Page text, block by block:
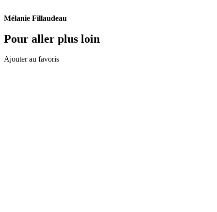
Mélanie Fillaudeau
Pour aller plus loin
Ajouter au favoris